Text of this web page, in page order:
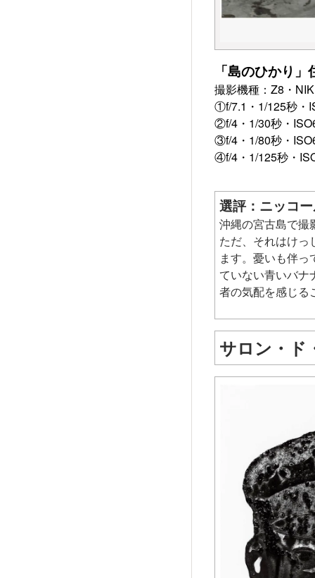
「島のひかり
撮影機種：Z8・
①f/7.1・1/125秒・
②f/4・1/30秒・
③f/4・1/80秒・
④f/4・1/125秒・
選評：ニッコ
沖縄の宮古島で撮
ただ、それはけっ
ます。憂いも伴
ていない青いバナ
者の気配を感じる
サロン・